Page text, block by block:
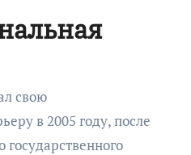
свою
в 2005 году, после
государственного